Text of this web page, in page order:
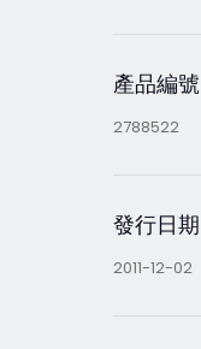
產品編號
2788522
發行日期
2011-12-02